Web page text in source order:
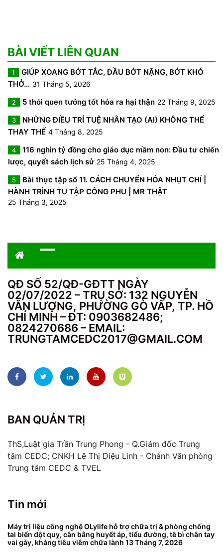
BÀI VIẾT LIÊN QUAN
1
GIÚP XOANG BỚT TẮC, ĐẦU BỚT NẶNG, BỚT KHÓ
THỞ… 31 Tháng 5, 2026
2 5 thói quen tưởng tốt hóa ra hại thận 22 Tháng 9, 2025
3
NHỮNG ĐIỀU TRÍ TUỆ NHÂN TẠO (AI) KHÔNG THỂ
THAY THẾ 4 Tháng 8, 2025
4
116 nghìn tỷ đồng cho giáo dục mầm non: Đầu tư chiến
lược, quyết sách lịch sử 25 Tháng 4, 2025
5
Bài thực tập số 11. CÁCH CHUYỂN HÓA NHỤT CHÍ |
HÀNH TRÌNH TU TẬP CÔNG PHU | MR THẬT
25 Tháng 3, 2025
QĐ SỐ 52/QĐ-GĐTT NGÀY
02/07/2022 – TRỤ SỞ: 132 NGUYỄN
VĂN LƯỢNG, PHƯỜNG GÒ VẤP, TP. HỒ
CHÍ MINH – ĐT: 0903682486;
0824270686 – EMAIL:
TRUNGTAMCEDC2017@GMAIL.COM
BAN QUẢN TRỊ
ThS,Luật gia Trần Trung Phong - Q.Giám đốc Trung
tâm CEDC; CNKH Lê Thị Diệu Linh - Chánh Văn phòng
Trung tâm CEDC & TVEL
Tin mới
Máy trị liệu công nghệ OLylife hỗ trợ chữa trị & phòng chống
tai biến đột quỵ, cân bằng huyết áp, tiểu đường, tê bì chân tay
vai gáy, kháng tiêu viêm chữa lành 13 Tháng 7, 2026